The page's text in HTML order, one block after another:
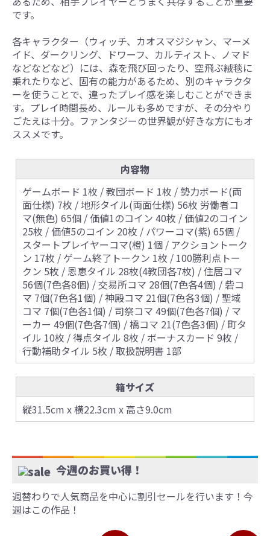
です。
各キャラクター（ウィッチ、カオスマジシャン、マーメ
イド、ダークリング、ドワーフ、カルティスト、ノマド
などなどなど）には、森を飛び回ったり、空飛ぶ絨毯に
乗れたりなど、固有の能力があるため、別のキャラクタ
ーを使うことで、違ったプレイ感を楽しむことができま
す。プレイ時間長め、ルールも多めですが、その分やり
ごたえは十分。ファンタジーの世界観が好きな方にもオ
ススメです。
内容物
ゲームボード 1枚 / 教団ボード 1枚 / 勢力ボード(両
面仕様) 7枚 / 地形タイル(両面仕様) 56枚 労働者コ
マ(無色) 65個 / 価値1のコイン 40枚 / 価値2のコイン
25枚 / 価値5のコイン 20枚 / パワーコマ(紫) 65個 /
スタートプレイヤーコマ(橙) 1個 / アクショントーク
ン 17枚 / ゲーム終了トークン 1枚 / 100勝利点トー
クン 5枚 / 恩恵タイル 28枚(4教団各7枚) / 住居コマ
56個(7色各8個) / 交易所コマ 28個(7色各4個) / 砦コ
マ 7個(7色各1個) / 神殿コマ 21個(7色各3個) / 聖域
コマ 7個(7色各1個) / 司祭コマ 49個(7色各7個) / マ
ーカー 49個(7色各7個) / 橋コマ 21(7色各3個) / 町タ
イル 10枚 / 得点タイル 8枚 / ボーナスカード 9枚 /
行動補助タイル 5枚 / 取扱説明書 1部
箱サイズ
縦31.5cm x 横22.3cm x 高さ9.0cm
今週のお買い得！
週替わりで人気商品を中心に割引セールを行います！今
週はこの作品！